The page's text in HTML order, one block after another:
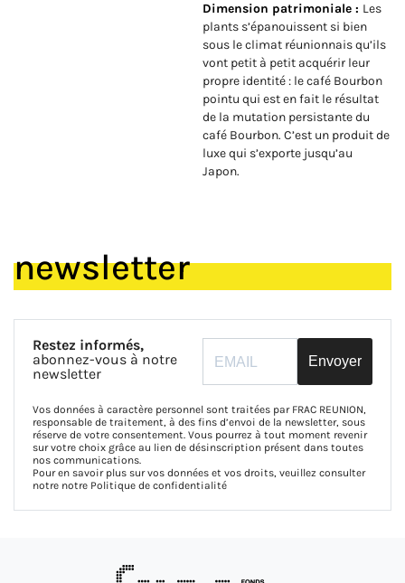
Dimension patrimoniale : Les
plants s’épanouissent si bien
sous le climat réunionnais qu’ils
vont petit à petit acquérir leur
propre identité : le café Bourbon
pointu qui est en fait le résultat
de la mutation persistante du
café Bourbon. C’est un produit de
luxe qui s’exporte jusqu’au
Japon.
newsletter
Restez informés,
abonnez-vous à notre
newsletter
Envoyer
Vos données à caractère personnel sont traitées par FRAC REUNION,
responsable de traitement, à des fins d’envoi de la newsletter, sous
réserve de votre consentement. Vous pourrez à tout moment revenir
sur votre choix grâce au lien de désinscription présent dans toutes
nos communications.
Pour en savoir plus sur vos données et vos droits, veuillez consulter
notre notre Politique de confidentialité